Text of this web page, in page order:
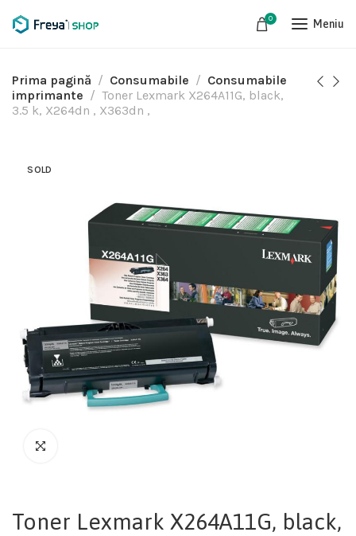
0 Meniu
Prima pagină Consumabile
Consumabile
imprimante
Toner Lexmark X264A11G, black,
3.5 k, X264dn , X363dn ,
SOLD
Toner Lexmark X264A11G, black,